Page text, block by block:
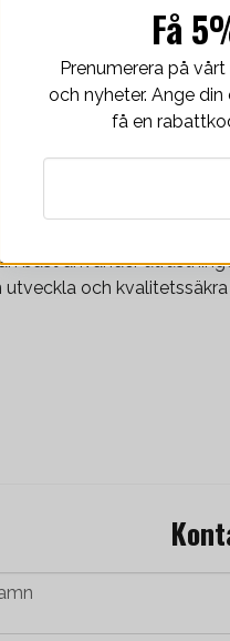
trasig utrustning stoppar
olycka och behöver
bäst använder
utveckla och